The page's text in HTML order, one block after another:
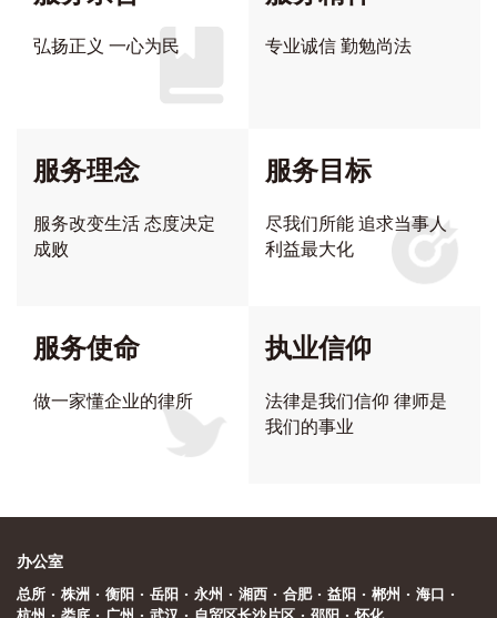
弘扬正义 一心为民 专业诚信 勤勉尚法
服务理念
服务改变生活 态度决定
成败
服务目标
尽我们所能 追求当事人
利益最大化
服务使命
做一家懂企业的律所
执业信仰
法律是我们信仰 律师是
我们的事业
办公室
总所 · 株洲 · 衡阳 · 岳阳 · 永州 · 湘西 · 合肥 · 益阳 · 郴州 · 海口 ·